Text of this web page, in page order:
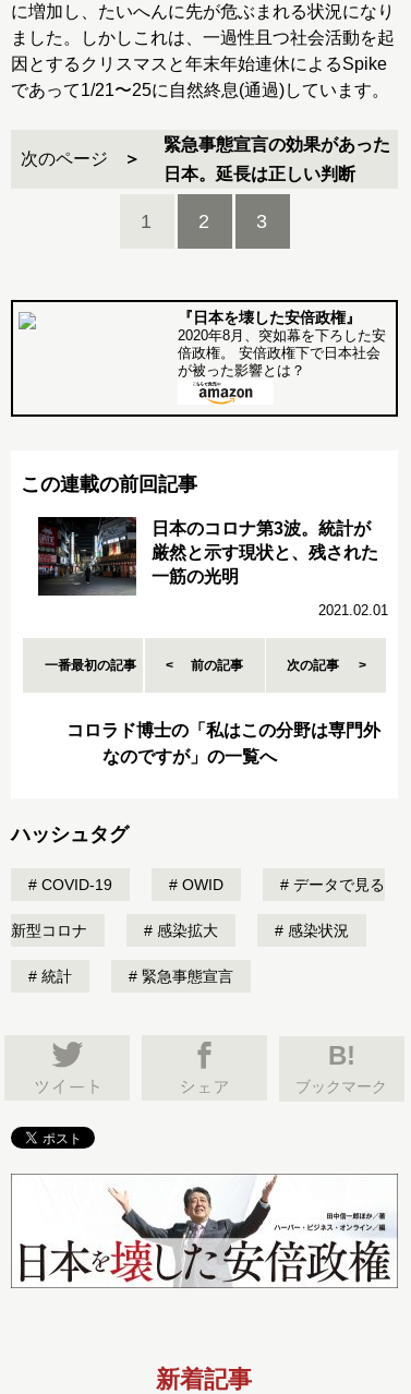
に増加し、たいへんに先が危ぶまれる状況になり
ました。しかしこれは、一過性且つ社会活動を起
因とするクリスマスと年末年始連休によるSpike
であって1/21〜25に自然終息(通過)しています。
次のページ
緊急事態宣言の効果があった
日本。延長は正しい判断
1 2 3
『日本を壊した安倍政権』
2020年8月、突如幕を下ろした安
倍政権。 安倍政権下で日本社会
が被った影響とは？
この連載の前回記事
日本のコロナ第3波。統計が
厳然と示す現状と、残された
一筋の光明
2021.02.01
一番最初の記事 前の記事 次の記事
コロラド博士の「私はこの分野は専門外
なのですが」の一覧へ
ハッシュタグ
COVID-19 OWID データで見る
新型コロナ 感染拡大 感染状況
統計 緊急事態宣言
B!
ブックマーク
新着記事